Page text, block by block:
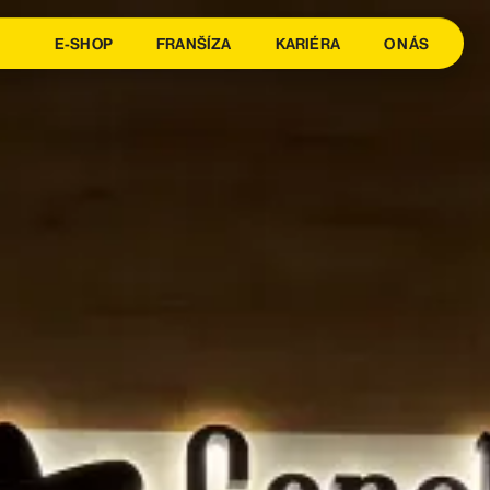
E-SHOP FRANŠÍZA KARIÉRA O NÁS